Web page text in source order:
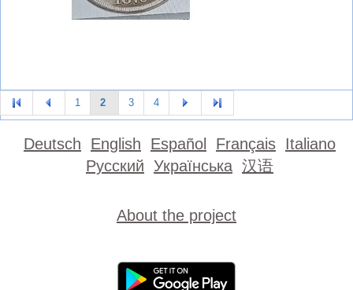
1 2 3 4
Deutsch English Español Français Italiano
Русский Українська 汉语
About the project